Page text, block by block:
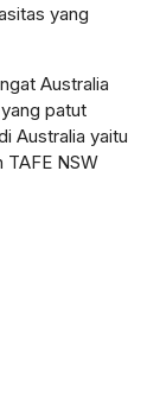
yang
Australia
patut
Australia yaitu
NSW